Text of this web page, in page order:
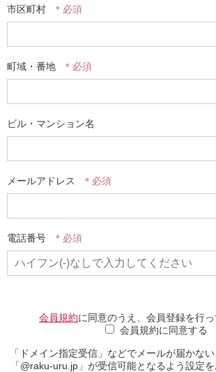
市区町村
町域・番地
ビル・マンション名
メールアドレス
電話番号
会員規約に同意のうえ、会員登録を行っ
会員規約に同意する
「ドメイン指定受信」などでメールが届かな
「@raku-uru.jp」が受信可能となるよう設定を